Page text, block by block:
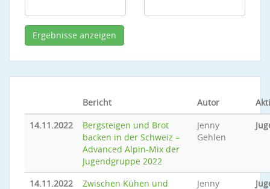
Bericht Autor
14.11.2022
Bergsteigen und Brot
backen in der Schweiz –
Advanced Alpin-Mix der
Jugendgruppe 2022
Jenny
Gehlen
14.11.2022
Zwischen Kühen und
Jenny